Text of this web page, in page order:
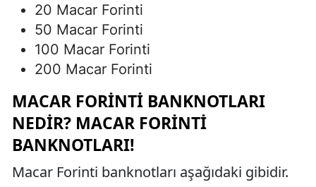
20 Macar Forinti
50 Macar Forinti
100 Macar Forinti
200 Macar Forinti
MACAR FORINTI BANKNOTLARI
NEDIR? MACAR FORINTI
BANKNOTLARI!
Macar Forinti banknotları aşağıdaki gibidir.